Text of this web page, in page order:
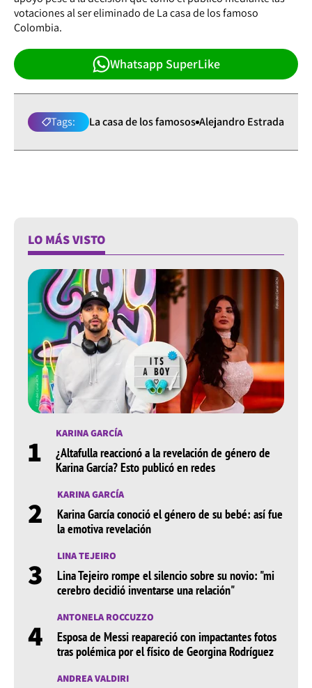
votaciones al ser eliminado de La casa de los famoso
Colombia.
Whatsapp SuperLike
Tags: La casa de los famosos Alejandro Estrada
LO MÁS VISTO
1 KARINA GARCÍA
¿Altafulla reaccionó a la revelación de género de
Karina García? Esto publicó en redes
2 KARINA GARCÍA
Karina García conoció el género de su bebé: así fue
la emotiva revelación
3 LINA TEJEIRO
Lina Tejeiro rompe el silencio sobre su novio: "mi
cerebro decidió inventarse una relación"
4 ANTONELA ROCCUZZO
Esposa de Messi reapareció con impactantes fotos
tras polémica por el físico de Georgina Rodríguez
ANDREA VALDIRI